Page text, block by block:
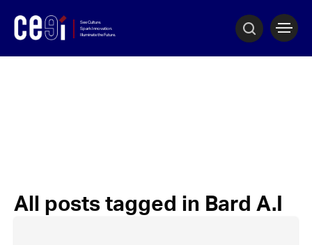
All posts tagged in Bard A.I